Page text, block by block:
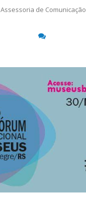
Assessoria de Comunicação